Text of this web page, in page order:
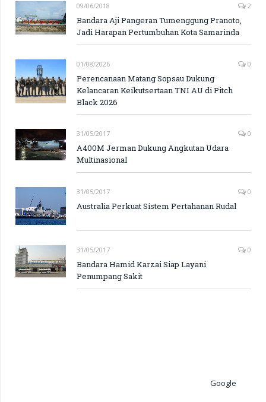
09/06/2018 2
Bandara Aji Pangeran Tumenggung Pranoto,
Jadi Harapan Pertumbuhan Kota Samarinda
01/08/2026 0
Perencanaan Matang Sopsau Dukung
Kelancaran Keikutsertaan TNI AU di Pitch
Black 2026
31/05/2017 0
A400M Jerman Dukung Angkutan Udara
Multinasional
31/05/2017 0
Australia Perkuat Sistem Pertahanan Rudal
31/05/2017 0
Bandara Hamid Karzai Siap Layani
Penumpang Sakit
Google